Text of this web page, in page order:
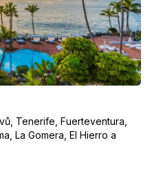
Tenerife, Fuerteventura,
La Gomera, El Hierro a